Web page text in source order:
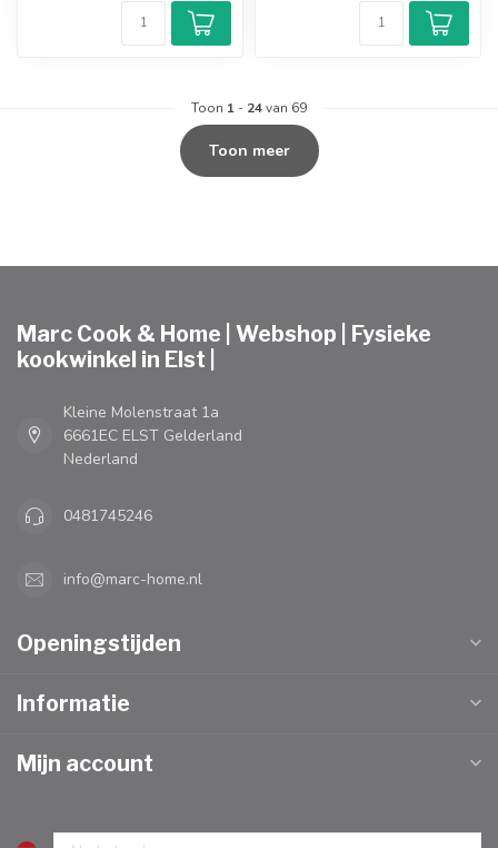
Toon 1 - 24van 69
Toon meer
Marc Cook & Home | Webshop | Fysieke
kookwinkel in Elst |
Kleine Molenstraat 1a
6661EC ELST Gelderland
Nederland
0481745246
info@marc-home.nl
Openingstijden
Informatie
Mijn account